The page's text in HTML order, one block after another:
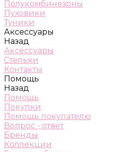
Полукомбинезоны
Пуховики
Туники
Аксессуары
Назад
Аксессуары
Стельки
Контакты
Помощь
Назад
Помощь
Покупки
Помощь покупателю
Вопрос - ответ
Бренды
Коллекции